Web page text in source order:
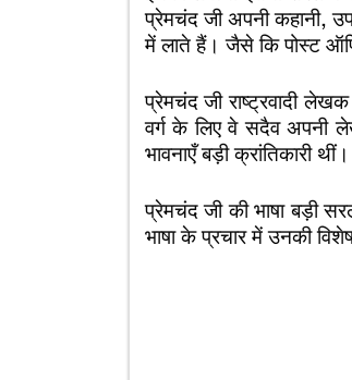
प्रेमचंद जी अपनी कहानी,
में लाते हैं। जैसे कि पोस्ट
प्रेमचंद जी राष्ट्रवादी
वर्ग के लिए वे सदैव अपनी
भावनाएँ बड़ी क्रांतिकारी
प्रेमचंद जी की भाषा बड़ी
भाषा के प्रचार में उनकी